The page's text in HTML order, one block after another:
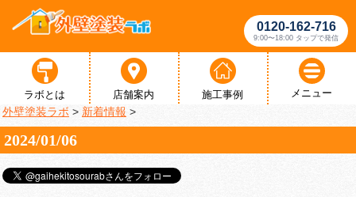
0120-162-716
9:00〜18:00 タップで発信
ラボとは 店舗案内 施工事例 メニュー
外壁塗装ラボ > 新着情報 >
2024/01/06